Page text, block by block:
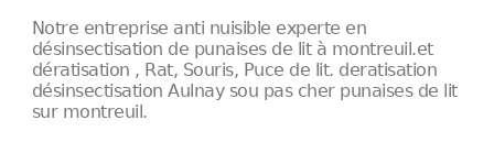
Notre entreprise anti nuisible experte en
désinsectisation de punaises de lit à montreuil.et
dératisation , Rat, Souris, Puce de lit. deratisation
désinsectisation Aulnay sou pas cher punaises de lit
sur montreuil.